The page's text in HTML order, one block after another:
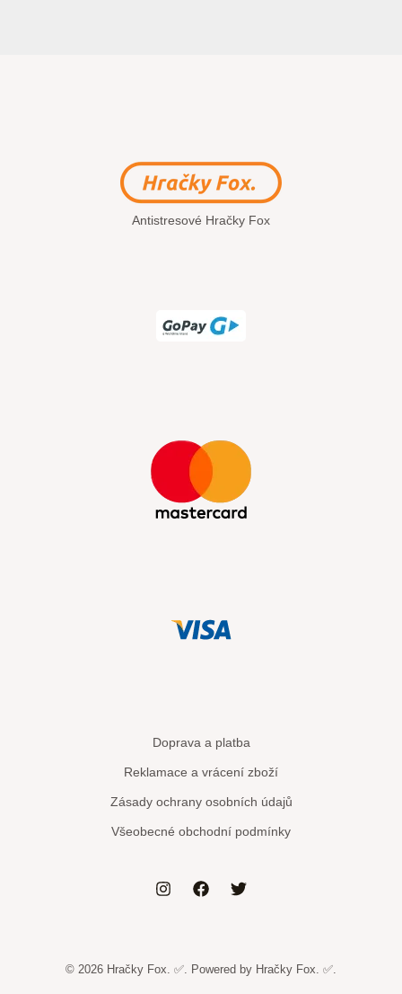
Antistresové Hračky Fox
Doprava a platba
Reklamace a vrácení zboží
Zásady ochrany osobních údajů
Všeobecné obchodní podmínky
© 2026 Hračky Fox. ✅. Powered by Hračky Fox. ✅.